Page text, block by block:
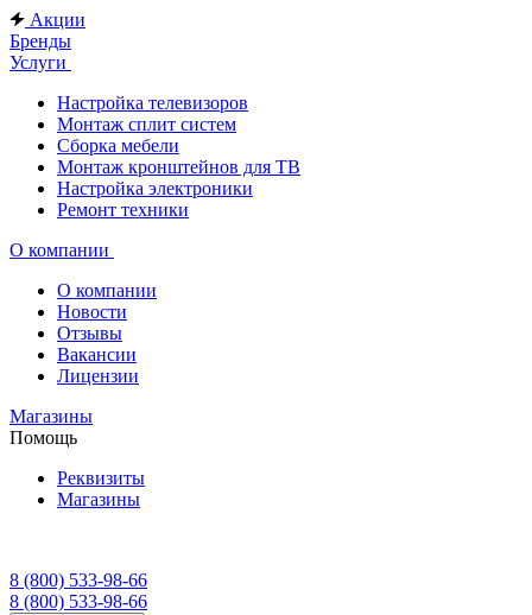
Акции
Бренды
Услуги
Настройка телевизоров
Монтаж сплит систем
Сборка мебели
Монтаж кронштейнов для ТВ
Настройка электроники
Ремонт техники
О компании
О компании
Новости
Отзывы
Вакансии
Лицензии
Магазины
Помощь
Реквизиты
Магазины
8 (800) 533-98-66
8 (800) 533-98-66